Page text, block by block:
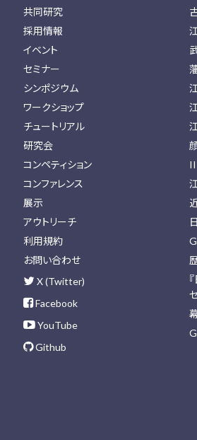
共同研究
採用情報
イベント
セミナー
シンポジウム
ワークショップ
チュートリアル
研究会
コンペティション
コンファレンス
展示
アウトリーチ
利用規約
お問い合わせ
X (Twitter)
Facebook
YouTube
Github